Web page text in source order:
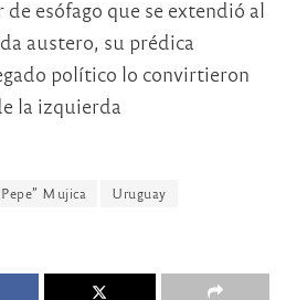
esófago que se extendió al
austero, su prédica
político lo convirtieron
la izquierda
Mujica Uruguay